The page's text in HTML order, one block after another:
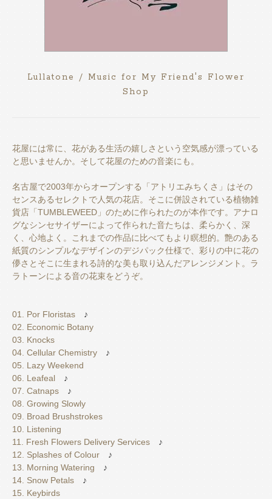
Lullatone / Music for My Friend's Flower
Shop
花屋には常に、花がある生活の嬉しさという空気感が漂っている
と思いませんか。そして花屋のための音楽にも。
名古屋で2003年からオープンする「アトリエみちくさ」はその
センスあるセレクトで人気の花店。そこに併設されている植物雑
貨店「TUMBLEWEED」のために作られたのが本作です。アナロ
グなシンセサイザーによって作られた音たちは、柔らかく、深
く、心地よく。これまでの作品に比べてもより瞑想的。艶のある
紙質のシンプルなデザインのデジパック仕様で、彩りの中に花の
儚さとそこに生まれる詩的な美も取り込んだアレンジメント。ラ
ラトーンによる音の花束をどうぞ。
01. Por Floristas ♪
02. Economic Botany
03. Knocks
04. Cellular Chemistry ♪
05. Lazy Weekend
06. Leafeal ♪
07. Catnaps ♪
08. Growing Slowly
09. Broad Brushstrokes
10. Listening
11. Fresh Flowers Delivery Services ♪
12. Splashes of Colour ♪
13. Morning Watering ♪
14. Snow Petals ♪
15. Keybirds